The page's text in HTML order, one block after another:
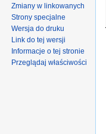
Zmiany w linkowanych
Strony specjalne
Wersja do druku
Link do tej wersji
Informacje o tej stronie
Przeglądaj właściwości